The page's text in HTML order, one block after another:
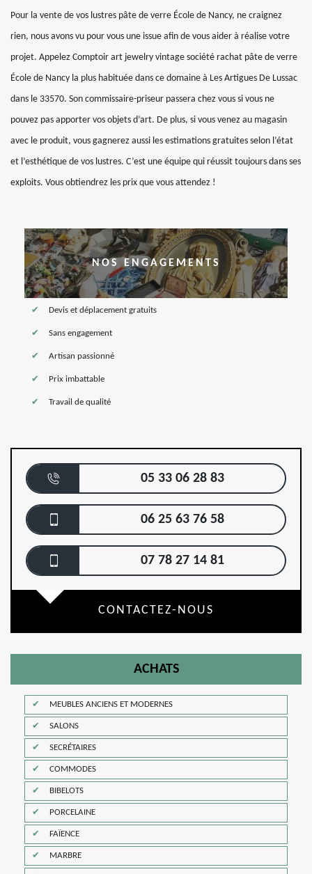
Pour la vente de vos lustres pâte de verre École de Nancy, ne craignez
rien, nous avons vu pour vous une issue afin de vous aider à réalise votre
projet. Appelez Comptoir art jewelry vintage société rachat pâte de verre
École de Nancy la plus habituée dans ce domaine à Les Artigues De Lussac
dans le 33570. Son commissaire-priseur passera chez vous si vous ne
pouvez pas apporter vos objets d’art. De plus, si vous venez au magasin
avec le produit, vous gagnerez aussi les estimations gratuites selon l’état
et l’esthétique de vos lustres. C’est une équipe qui réussit toujours dans ses
exploits. Vous obtiendrez les prix que vous attendez !
NOS ENGAGEMENTS
Devis et déplacement gratuits
Sans engagement
Artisan passionné
Prix imbattable
Travail de qualité
05 33 06 28 83
06 25 63 76 58
07 78 27 14 81
CONTACTEZ-NOUS
ACHATS
MEUBLES ANCIENS ET MODERNES
SALONS
SECRÉTAIRES
COMMODES
BIBELOTS
PORCELAINE
FAÏENCE
MARBRE